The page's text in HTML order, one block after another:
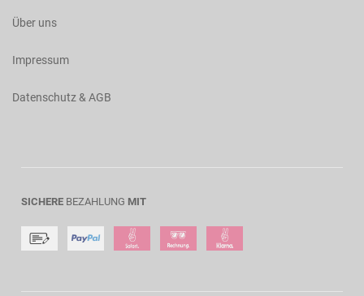
Über uns
Impressum
Datenschutz & AGB
SICHERE BEZAHLUNG MIT